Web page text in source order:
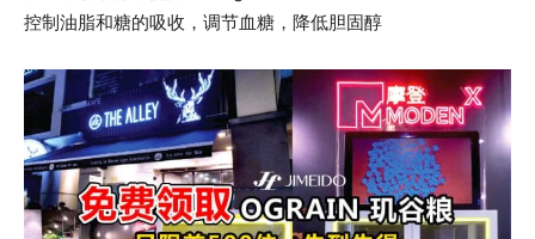
控制油脂和糖的吸收，调节血糖，降低胆固醇